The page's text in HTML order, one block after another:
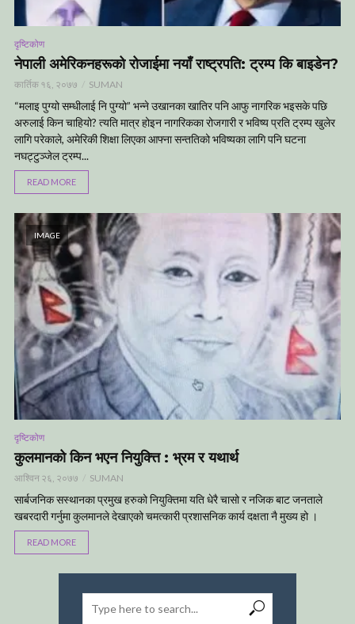
दृष्टिकोण
नेपाली अमेरिकनहरूको रोजाईमा नयाँ राष्ट्रपति: ट्रम्प कि बाइडेन?
कार्तिक १६, २०७७ SUMAN
“मलाइ पुग्यो सम्धीलाई नि पुग्यो” भन्ने उखानका खातिर पनि आफु नागरिक भइसके पछि
अरुलाई किन चाहियो? त्यति मात्र होइन नागरिकका रोजगारी र भविष्य प्रति ट्रम्प खुलेर
लागि परेकाले, अमेरिकी शिक्षा लिएका आफ्ना सन्ततिको भविष्यका लागि पनि घटना
नघट्टुञ्जेल ट्रम्प...
READ MORE
IMAGE
दृष्टिकोण
कुलमानको किन भएन नियुक्त्ति : भ्रम र यथार्थ
आश्विन २६, २०७७ SUMAN
सार्बजनिक सस्थानका प्रमुख हरुको नियुक्तिमा यति धेरै चासो र नजिक बाट जनताले
खबरदारी गर्नुमा कुलमानले देखाएको चमत्कारी प्रशासनिक कार्य दक्षता नै मुख्य हो ।
READ MORE